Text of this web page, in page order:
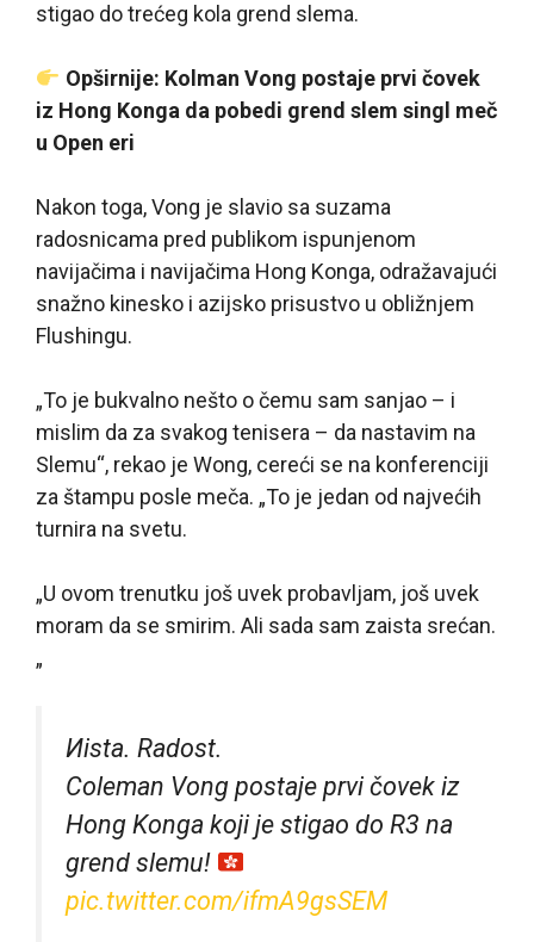
stigao do trećeg kola grend slema.
Opširnije: Kolman Vong postaje prvi čovek
iz Hong Konga da pobedi grend slem singl meč
u Open eri
Nakon toga, Vong je slavio sa suzama
radosnicama pred publikom ispunjenom
navijačima i navijačima Hong Konga, odražavajući
snažno kinesko i azijsko prisustvo u obližnjem
Flushingu.
„To je bukvalno nešto o čemu sam sanjao – i
mislim da za svakog tenisera – da nastavim na
Slemu“, rekao je Wong, cereći se na konferenciji
za štampu posle meča. „To je jedan od najvećih
turnira na svetu.
„U ovom trenutku još uvek probavljam, još uvek
moram da se smirim. Ali sada sam zaista srećan.
„
Иista. Radost.
Coleman Vong postaje prvi čovek iz
Hong Konga koji je stigao do R3 na
grend slemu!
pic.twitter.com/ifmA9gsSEM